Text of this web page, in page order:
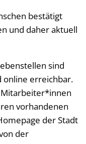
bestätigt
und daher aktuell
sind
online erreichbar.
vorhandenen
der Stadt
der